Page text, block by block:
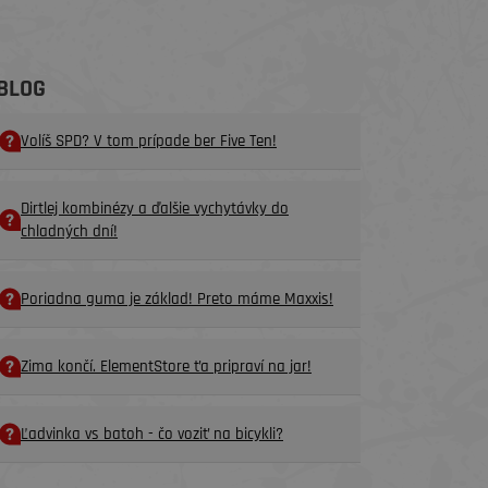
Volíš SPD? V tom prípade ber Five Ten!
Dirtlej kombinézy a ďalšie vychytávky do
chladných dní!
Poriadna guma je základ! Preto máme Maxxis!
Zima končí. ElementStore ťa pripraví na jar!
Ľadvinka vs batoh - čo voziť na bicykli?